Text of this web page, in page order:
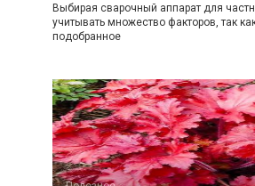
Выбирая сварочный аппарат для
учитывать множество факторов, так
подобранное